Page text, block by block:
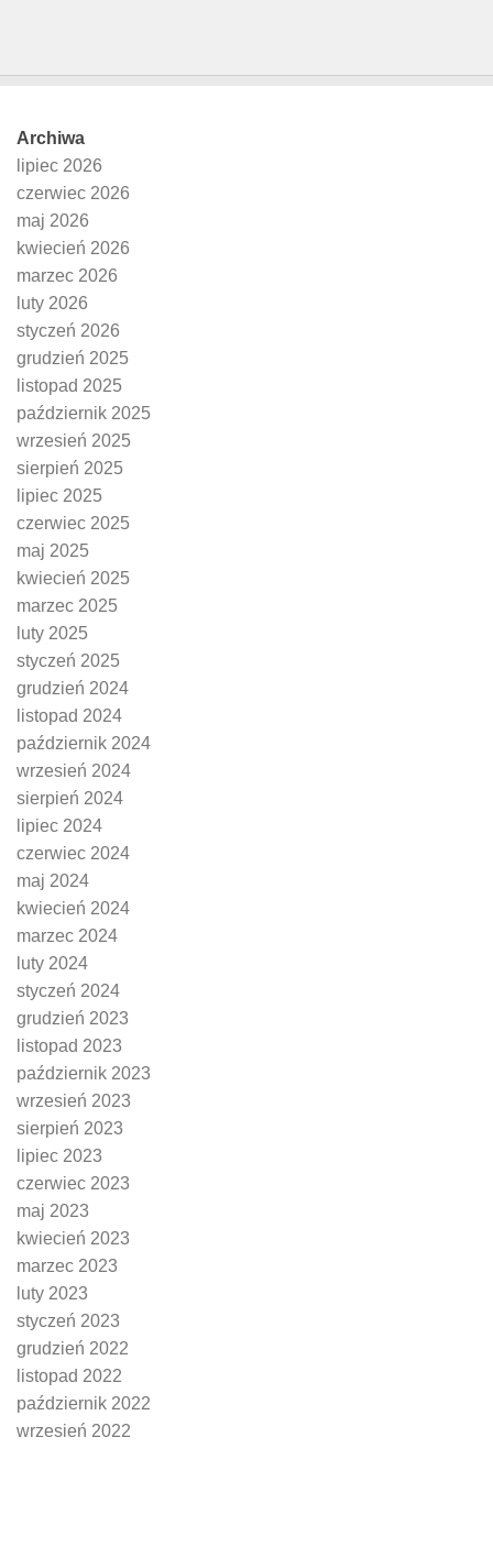
Archiwa
lipiec 2026
czerwiec 2026
maj 2026
kwiecień 2026
marzec 2026
luty 2026
styczeń 2026
grudzień 2025
listopad 2025
październik 2025
wrzesień 2025
sierpień 2025
lipiec 2025
czerwiec 2025
maj 2025
kwiecień 2025
marzec 2025
luty 2025
styczeń 2025
grudzień 2024
listopad 2024
październik 2024
wrzesień 2024
sierpień 2024
lipiec 2024
czerwiec 2024
maj 2024
kwiecień 2024
marzec 2024
luty 2024
styczeń 2024
grudzień 2023
listopad 2023
październik 2023
wrzesień 2023
sierpień 2023
lipiec 2023
czerwiec 2023
maj 2023
kwiecień 2023
marzec 2023
luty 2023
styczeń 2023
grudzień 2022
listopad 2022
październik 2022
wrzesień 2022